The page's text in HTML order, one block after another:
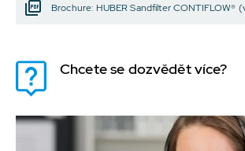
Brochure: HUBER Sandfilter CONTIFLOW®
Chcete se dozvědět více?